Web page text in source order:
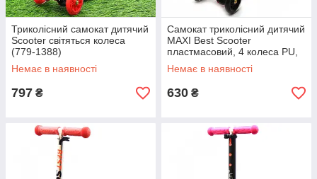
Триколісний самокат дитячий
Scooter світяться колеса
(779-1388)
Немає в наявності
797 ₴
Самокат триколісний дитячий
MAXI Best Scooter
пластмасовий, 4 колеса PU,
СВІТЛО d = 12см (779-1318)
Немає в наявності
630 ₴